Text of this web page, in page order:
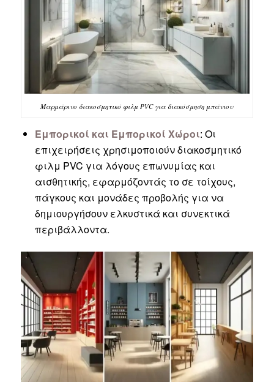
Μαρμάρινο διακοσμητικό φιλμ PVC για διακόσμηση μπάνιου
Εμπορικοί και Εμπορικοί Χώροι: Οι
επιχειρήσεις χρησιμοποιούν διακοσμητικό
φιλμ PVC για λόγους επωνυμίας και
αισθητικής, εφαρμόζοντάς το σε τοίχους,
πάγκους και μονάδες προβολής για να
δημιουργήσουν ελκυστικά και συνεκτικά
περιβάλλοντα.